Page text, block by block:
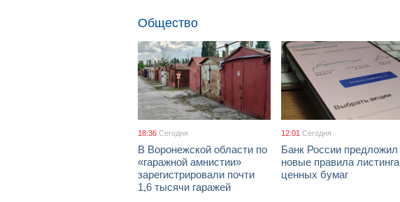
Общество
18:36 Сегодня
В Воронежской области по
«гаражной амнистии»
зарегистрировали почти
1,6 тысячи гаражей
12:01 Сегодня
Банк России предложил
новые правила листинга
ценных бумаг